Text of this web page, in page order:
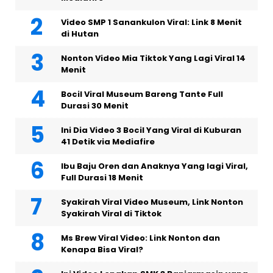
Video SMP 1 Sanankulon Viral: Link 8 Menit
di Hutan
Nonton Video Mia Tiktok Yang Lagi Viral 14
Menit
Bocil Viral Museum Bareng Tante Full
Durasi 30 Menit
Ini Dia Video 3 Bocil Yang Viral di Kuburan
41 Detik via Mediafire
Ibu Baju Oren dan Anaknya Yang lagi Viral,
Full Durasi 18 Menit
Syakirah Viral Video Museum, Link Nonton
Syakirah Viral di Tiktok
Ms Brew Viral Video: Link Nonton dan
Kenapa Bisa Viral?